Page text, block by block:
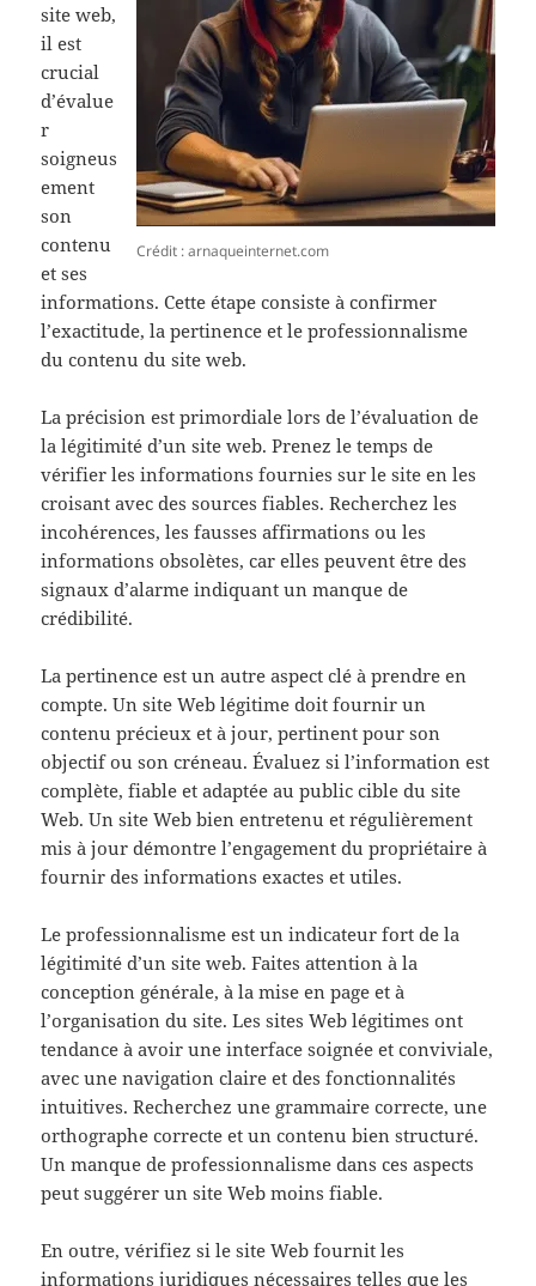
Crédit : arnaqueinternet.com
site web,
il est
crucial
d’évalue
r
soigneus
ement
son
contenu
et ses
informations. Cette étape consiste à confirmer
l’exactitude, la pertinence et le professionnalisme
du contenu du site web.
La précision est primordiale lors de l’évaluation de
la légitimité d’un site web. Prenez le temps de
vérifier les informations fournies sur le site en les
croisant avec des sources fiables. Recherchez les
incohérences, les fausses affirmations ou les
informations obsolètes, car elles peuvent être des
signaux d’alarme indiquant un manque de
crédibilité.
La pertinence est un autre aspect clé à prendre en
compte. Un site Web légitime doit fournir un
contenu précieux et à jour, pertinent pour son
objectif ou son créneau. Évaluez si l’information est
complète, fiable et adaptée au public cible du site
Web. Un site Web bien entretenu et régulièrement
mis à jour démontre l’engagement du propriétaire à
fournir des informations exactes et utiles.
Le professionnalisme est un indicateur fort de la
légitimité d’un site web. Faites attention à la
conception générale, à la mise en page et à
l’organisation du site. Les sites Web légitimes ont
tendance à avoir une interface soignée et conviviale,
avec une navigation claire et des fonctionnalités
intuitives. Recherchez une grammaire correcte, une
orthographe correcte et un contenu bien structuré.
Un manque de professionnalisme dans ces aspects
peut suggérer un site Web moins fiable.
En outre, vérifiez si le site Web fournit les
informations juridiques nécessaires telles que les